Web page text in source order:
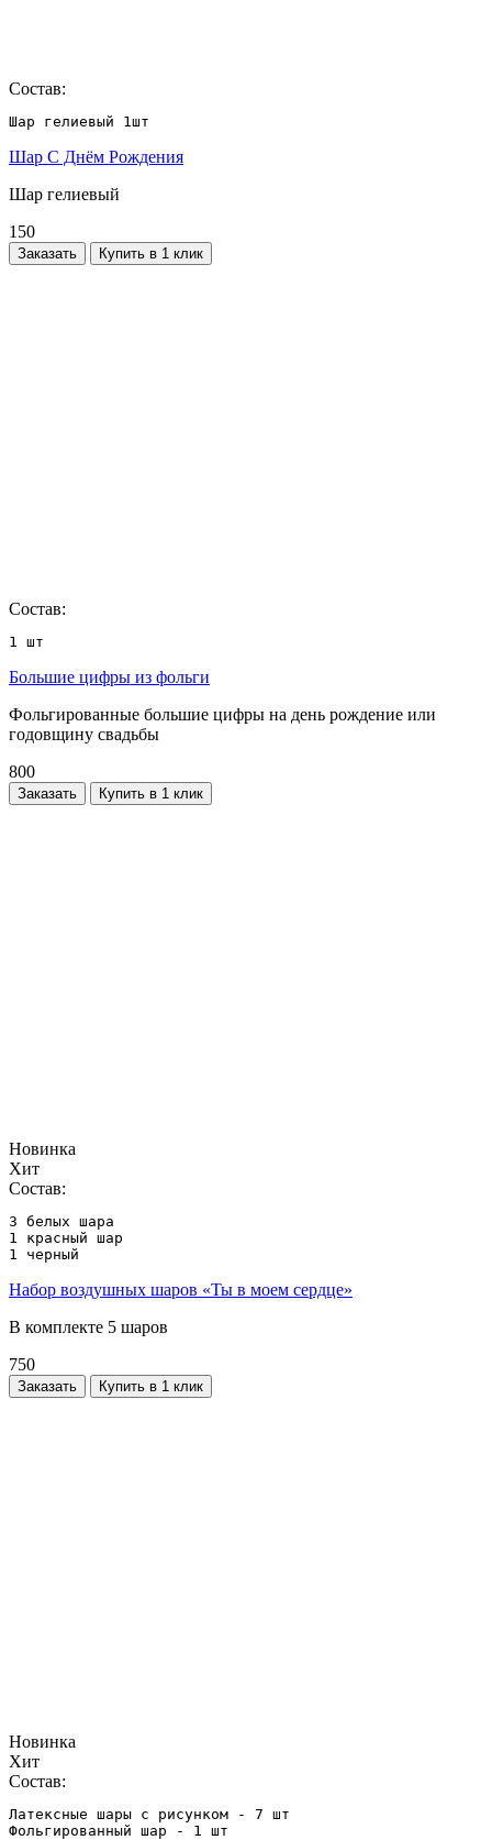
Состав:
Шар гелиевый 1шт
Шар С Днём Рождения
Шар гелиевый
150
Заказать Купить в 1 клик
Состав:
1 шт
Большие цифры из фольги
Фольгированные большие цифры на день рождение или
годовщину свадьбы
800
Заказать Купить в 1 клик
Новинка
Хит
Состав:
3 белых шара
1 красный шар
1 черный
Набор воздушных шаров «Ты в моем сердце»
В комплекте 5 шаров
750
Заказать Купить в 1 клик
Новинка
Хит
Состав:
Латексные шары с рисунком - 7 шт
Фольгированный шар - 1 шт